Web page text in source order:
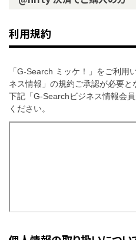
利用規約
「G-Search ミッケ！」をご利用
ネス情報」の規約ご承認が必要と
下記「G-Searchビジネス情報会
ください。